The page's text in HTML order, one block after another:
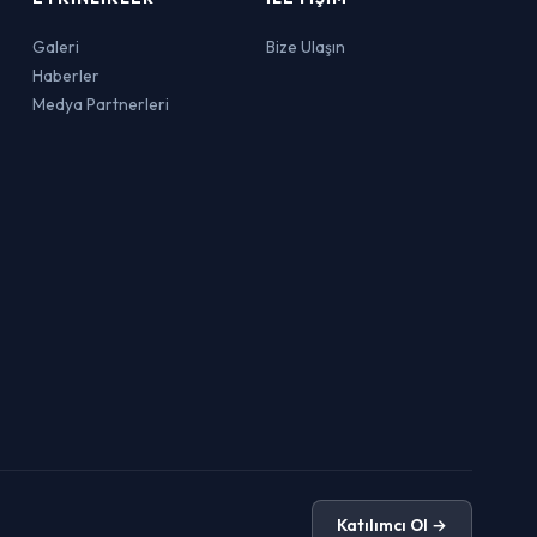
Galeri
Haberler
Medya Partnerleri
Bize Ulaşın
Katılımcı Ol →